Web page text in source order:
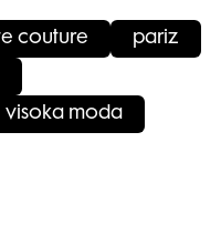
couture pariz
visoka moda